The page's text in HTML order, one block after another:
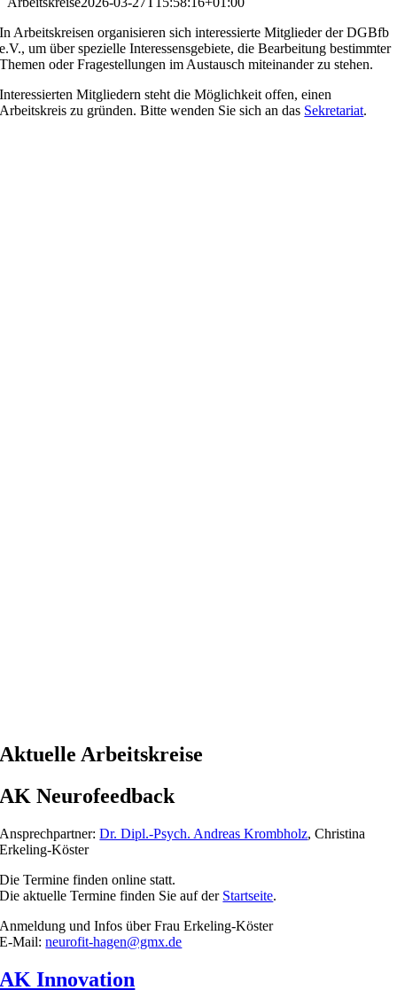
In Arbeitskreisen organisieren sich interessierte Mitglieder der DGBfb
e.V., um über spezielle Interessensgebiete, die Bearbeitung bestimmter
Themen oder Fragestellungen im Austausch miteinander zu stehen.
Interessierten Mitgliedern steht die Möglichkeit offen, einen
Arbeitskreis zu gründen. Bitte wenden Sie sich an das Sekretariat.
Aktuelle Arbeitskreise
AK Neurofeedback
Ansprechpartner:Dr. Dipl.-Psych. Andreas Krombholz, Christina
Erkeling-Köster
Die Termine finden online statt.
Die aktuelle Termine finden Sie auf der Startseite.
Anmeldung und Infos über Frau Erkeling-Köster
E-Mail:neurofit-hagen@gmx.de
AK Innovation